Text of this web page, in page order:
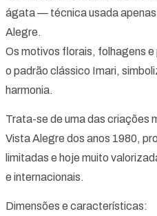
ágata — técnica usada apenas
Alegre.
Os motivos florais, folhagens
o padrão clássico Imari,
harmonia.
Trata-se de uma das criações
Vista Alegre dos anos 1980,
limitadas e hoje muito
e internacionais.
Dimensões e características: